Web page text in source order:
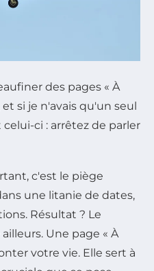
des pages « À
si je n'avais qu'un seul
ci : arrêtez de parler
c'est le piège
une litanie de dates,
Résultat ? Le
Une page « À
votre vie. Elle sert à